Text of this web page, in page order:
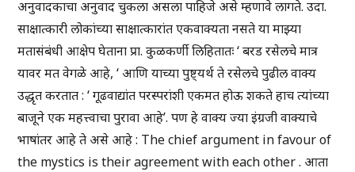
अनुवादकाचा अनुवाद चुकला असला पाहिजे असे म्हणावे लागते. उदा.
साक्षात्कारी लोकांच्या साक्षात्कारांत एकवाक्यता नसते या माझ्या
मतासंबंधी आक्षेप घेताना प्रा. कुळकर्णी लिहितातः ‘ बरड रसेलचे मात्र
यावर मत वेगळे आहे, ‘ आणि याच्या पुष्ट्यर्थ ते रसेलचे पुढील वाक्य
उद्धृत करतात : ‘ गूढवाद्यांत परस्परांशी एकमत होऊ शकते हाच त्यांच्या
बाजूने एक महत्त्वाचा पुरावा आहे’. पण हे वाक्य ज्या इंग्रजी वाक्याचे
भाषांतर आहे ते असे आहे : The chief argument in favour of
the mystics is their agreement with each other . आता